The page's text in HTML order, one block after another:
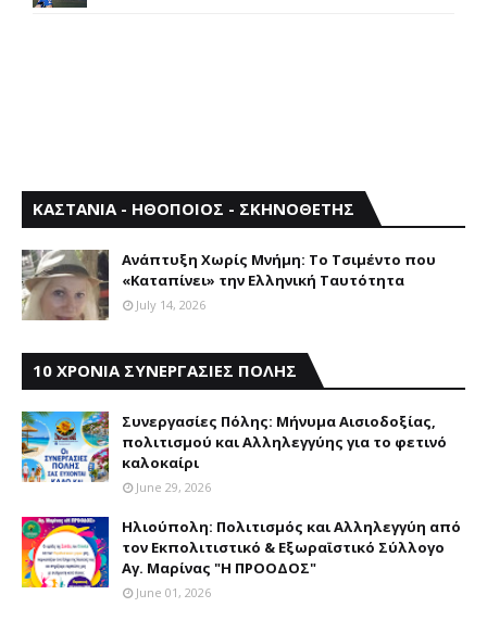
ΚΑΣΤΑΝΙΑ - ΗΘΟΠΟΙΟΣ - ΣΚΗΝΟΘΕΤΗΣ
Aνάπτυξη Xωρίς Mνήμη: Το Τσιμέντο που
«Καταπίνει» την Ελληνική Ταυτότητα
July 14, 2026
10 ΧΡΟΝΙΑ ΣΥΝΕΡΓΑΣΙΕΣ ΠΟΛΗΣ
Συνεργασίες Πόλης: Mήνυμα Aισιοδοξίας,
πολιτισμού και Aλληλεγγύης για το φετινό
καλοκαίρι
June 29, 2026
Ηλιούπολη: Πολιτισμός και Aλληλεγγύη από
τον Εκπολιτιστικό & Εξωραϊστικό Σύλλογο
Αγ. Μαρίνας "Η ΠΡΟΟΔΟΣ"
June 01, 2026